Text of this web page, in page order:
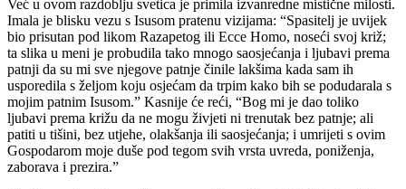
Već u ovom razdoblju svetica je primila izvanredne mistične milosti.
Imala je blisku vezu s Isusom pratenu vizijama: “Spasitelj je uvijek
bio prisutan pod likom Razapetog ili Ecce Homo, noseći svoj križ;
ta slika u meni je probudila tako mnogo saosjećanja i ljubavi prema
patnji da su mi sve njegove patnje činile lakšima kada sam ih
usporedila s željom koju osjećam da trpim kako bih se podudarala s
mojim patnim Isusom.” Kasnije će reći, “Bog mi je dao toliko
ljubavi prema križu da ne mogu živjeti ni trenutak bez patnje; ali
patiti u tišini, bez utjehe, olakšanja ili saosjećanja; i umrijeti s ovim
Gospodarom moje duše pod tegom svih vrsta uvreda, poniženja,
zaborava i prezira.”